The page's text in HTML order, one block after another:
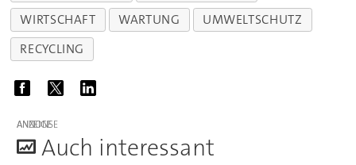
WIRTSCHAFT
WARTUNG
UMWELTSCHUTZ
RECYCLING
ANZEIGE
Auch interessant